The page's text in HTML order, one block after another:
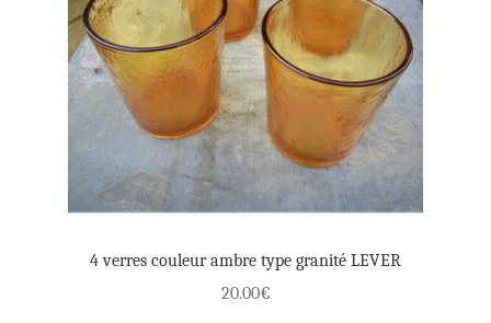
4 verres couleur ambre type granité LEVER
20.00€